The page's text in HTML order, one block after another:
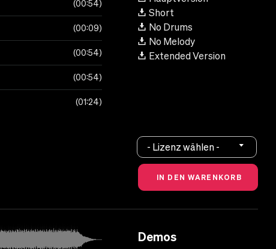
00:54
00:09
00:54
00:54
01:24
Short
No Drums
No Melody
Extended Version
- Lizenz wählen -
Demos